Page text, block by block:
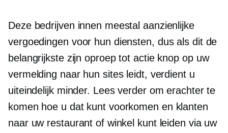
Deze bedrijven innen meestal aanzienlijke
vergoedingen voor hun diensten, dus als dit de
belangrijkste zijnoproep tot actieknop op uw
vermelding naar hun sites leidt, verdient u
uiteindelijk minder. Lees verder om erachter te
komen hoe u dat kunt voorkomen en klanten
naar uw restaurant of winkel kunt leiden via uw